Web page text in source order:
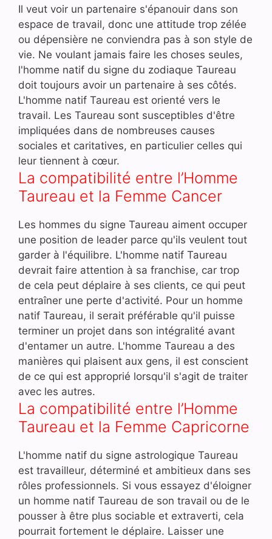
Il veut voir un partenaire s'épanouir dans son
espace de travail, donc une attitude trop zélée
ou dépensière ne conviendra pas à son style de
vie. Ne voulant jamais faire les choses seules,
l'homme natif du signe du zodiaque Taureau
doit toujours avoir un partenaire à ses côtés.
L'homme natif Taureau est orienté vers le
travail. Les Taureau sont susceptibles d'être
impliquées dans de nombreuses causes
sociales et caritatives, en particulier celles qui
leur tiennent à cœur.
La compatibilité entre l’Homme
Taureau et la Femme Cancer
Les hommes du signe Taureau aiment occuper
une position de leader parce qu'ils veulent tout
garder à l'équilibre. L'homme natif Taureau
devrait faire attention à sa franchise, car trop
de cela peut déplaire à ses clients, ce qui peut
entraîner une perte d'activité. Pour un homme
natif Taureau, il serait préférable qu'il puisse
terminer un projet dans son intégralité avant
d'entamer un autre. L'homme Taureau a des
manières qui plaisent aux gens, il est conscient
de ce qui est approprié lorsqu'il s'agit de traiter
avec les autres.
La compatibilité entre l’Homme
Taureau et la Femme Capricorne
L'homme natif du signe astrologique Taureau
est travailleur, déterminé et ambitieux dans ses
rôles professionnels. Si vous essayez d'éloigner
un homme natif Taureau de son travail ou de le
pousser à être plus sociable et extraverti, cela
pourrait fortement le déplaire. Laisser une